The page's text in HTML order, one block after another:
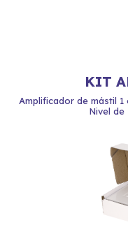
KIT
Amplificador de mástil 1
Nivel de